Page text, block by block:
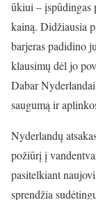
ūkiui – įspūdingas
kainą. Didžiausia
barjeras padidino
klausimų dėl jo
Dabar
saugumą ir
Nyderlandų
požiūrį į
pasitelkiant
sprendžia